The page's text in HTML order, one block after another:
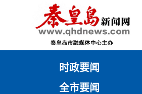
时政要闻
全市要闻